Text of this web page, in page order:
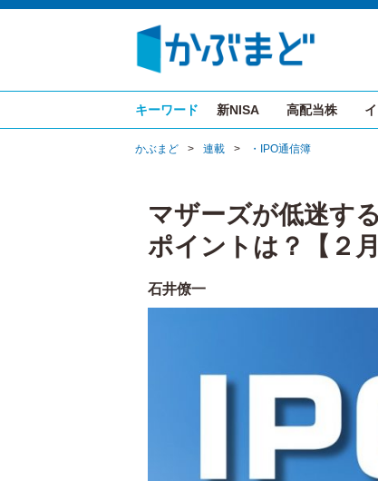
キーワード 新NISA 高配当株
かぶまど > 連載 > ・IPO通信簿
マザーズが低迷す
ポイントは？【２
石井僚一